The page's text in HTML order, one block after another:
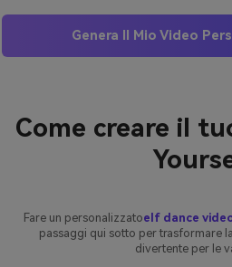
Genera Il Mio Video
Come creare il
Fare un personalizzatoelf dance
passaggi qui sotto per trasformare
divertente per le